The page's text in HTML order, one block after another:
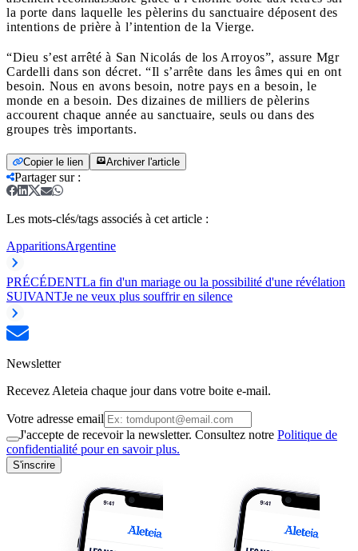
la porte dans laquelle les pèlerins du sanctuaire déposent des
intentions de prière à l’intention de la Vierge.
“Dieu s’est arrêté à San Nicolás de los Arroyos”, assure Mgr
Cardelli dans son décret. “Il s’arrête dans les âmes qui en ont
besoin. Nous en avons besoin, notre pays en a besoin, le
monde en a besoin. Des dizaines de milliers de pèlerins
accourent chaque année au sanctuaire, seuls ou dans des
groupes très importants.
Copier le lien Archiver l'article
Partager sur:
Les mots-clés/tags associés à cet article :
ApparitionsArgentine
PRÉCÉDENTLa fin d'un mariage ou la possibilité d'une révélation
SUIVANTJe ne veux plus souffrir en silence
Newsletter
Recevez Aleteia chaque jour dans votre boite e-mail.
Votre adresse email
J'accepte de recevoir la newsletter. Consultez notre Politique de
confidentialité pour en savoir plus.
S'inscrire